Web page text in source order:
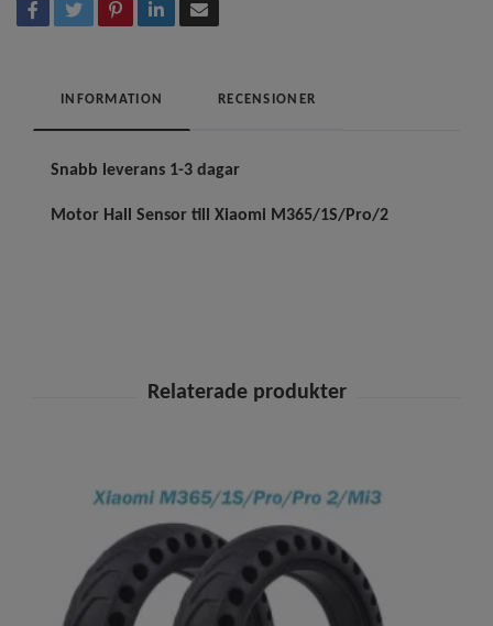
INFORMATION RECENSIONER
Snabb leverans 1-3 dagar
Motor Hall Sensor till Xiaomi M365/1S/Pro/2